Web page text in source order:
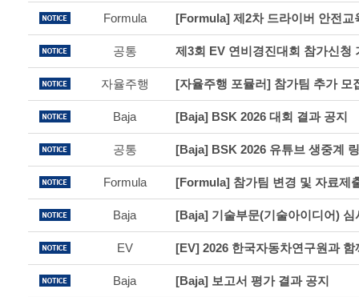
Formula [Formula] 제2차 드라이버 안전교
공통
자율주행 [자율주행 포뮬러] 참가팀 추가 모
Baja [Baja] BSK 2026 대회 결과 공지
공통 [Baja] BSK 2026 유튜브 생중계
Formula [Formula] 참가팀 변경 및 자료제
Baja [Baja] 기술부문(기술아이디어)
EV
Baja [Baja] 보고서 평가 결과 공지